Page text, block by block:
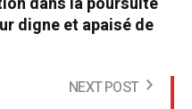
digne et apaisé de
NEXT POST